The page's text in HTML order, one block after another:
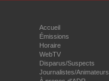
Accueil
Émissions
Horaire
WebTV
Disparus/Suspects
Journalistes/Animateurs